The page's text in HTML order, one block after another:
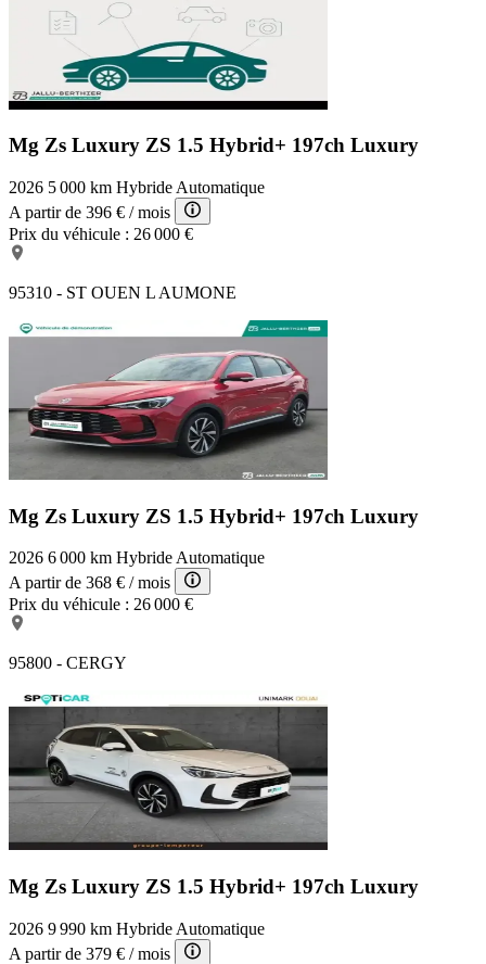
Mg Zs Luxury ZS 1.5 Hybrid+ 197ch Luxury
2026 5 000 km Hybride Automatique
A partir de 396 € / mois
Prix du véhicule : 26 000 €
95310 - ST OUEN L AUMONE
Mg Zs Luxury ZS 1.5 Hybrid+ 197ch Luxury
2026 6 000 km HybrideAutomatique
A partir de 368 € / mois
Prix du véhicule : 26 000 €
95800 - CERGY
Mg Zs Luxury ZS 1.5 Hybrid+ 197ch Luxury
2026 9 990 km Hybride Automatique
A partir de 379 € / mois